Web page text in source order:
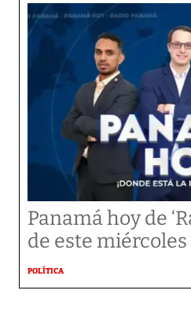
Panamá hoy de
de este miércoles
POLÍTICA